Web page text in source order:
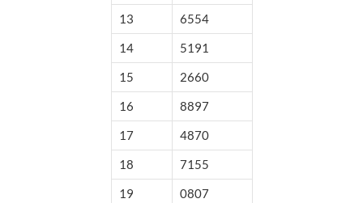
13
6554
14
5191
15
2660
16
8897
17
4870
18
7155
19
0807